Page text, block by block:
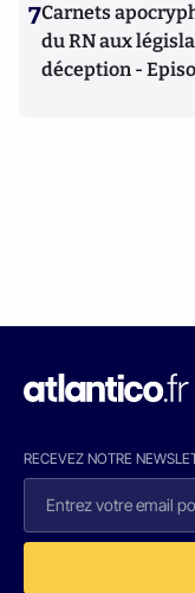
7Carnets
du RN aux
déception -
RECEVEZ NOTRE